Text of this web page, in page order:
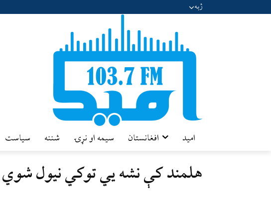
ژبه
امید افغانستان سیمه او نړۍ شننه سیاست
هلمند کې نشه یي توکي نیول شوي